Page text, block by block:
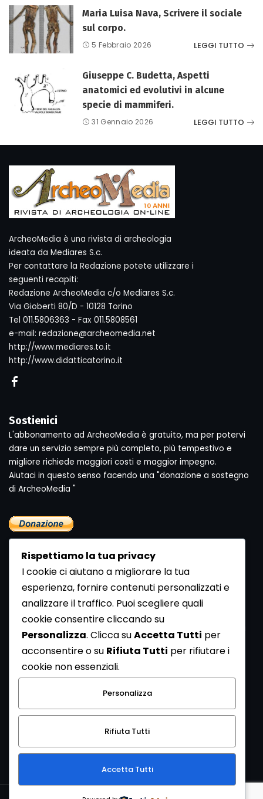
Maria Luisa Nava, Scrivere il sociale
sul corpo.
5 Febbraio 2026 LEGGI TUTTO
Giuseppe C. Budetta, Aspetti
anatomici ed evolutivi in alcune
specie di mammiferi.
31 Gennaio 2026 LEGGI TUTTO
ArcheoMedia è una rivista di archeologia
ideata da Mediares S.c.
Per contattare la Redazione potete utilizzare i
seguenti recapiti:
Redazione ArcheoMedia c/o Mediares S.c.
Via Gioberti 80/D - 10128 Torino
Tel 011.5806363 - Fax 011.5808561
e-mail: redazione@archeomedia.net
http://www.mediares.to.it
http://www.didatticatorino.it
Sostienici
L'abbonamento ad ArcheoMedia è gratuito, ma per potervi
dare un servizio sempre più completo, più tempestivo e
migliore richiede maggiori costi e maggior impegno.
Aiutaci in questo senso facendo una "donazione a sostegno
di ArcheoMedia "
Newsletter
Se vuoi ricevere la Rivista gratuita di archeologia realizzata
dalla Redazione di ArcheoMedia iscriviti alla nostra
Newsletter [Clicca Qui]
Con l'invio del messaggio l'utente dichiara di aver letto
l’informativa sulla privacy e di acconsentire al trattamento
dei propri dati personali.
Rispettiamo la tua privacy
I cookie ci aiutano a migliorare la tua
esperienza, fornire contenuti personalizzati e
analizzare il traffico. Puoi scegliere quali
cookie consentire cliccando su
Personalizza. Clicca suAccetta Tutti per
acconsentire o su Rifiuta Tutti per rifiutare i
cookie non essenziali.
Personalizza
Rifiuta Tutti
Accetta Tutti